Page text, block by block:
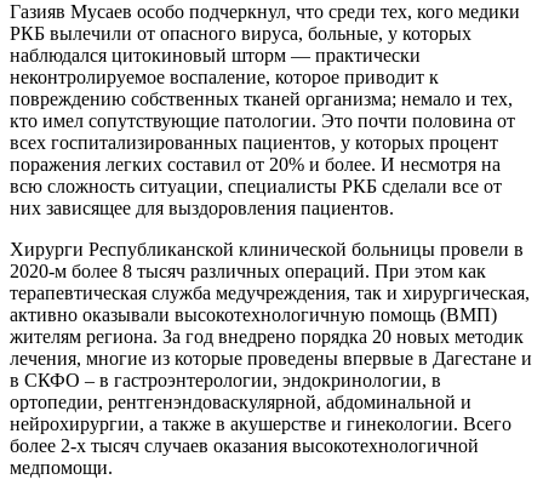
Газияв Мусаев особо подчеркнул, что среди тех, кого медики
РКБ вылечили от опасного вируса, больные, у которых
наблюдался цитокиновый шторм — практически
неконтролируемое воспаление, которое приводит к
повреждению собственных тканей организма; немало и тех,
кто имел сопутствующие патологии. Это почти половина от
всех госпитализированных пациентов, у которых процент
поражения легких составил от 20% и более. И несмотря на
всю сложность ситуации, специалисты РКБ сделали все от
них зависящее для выздоровления пациентов.
Хирурги Республиканской клинической больницы провели в
2020-м более 8 тысяч различных операций. При этом как
терапевтическая служба медучреждения, так и хирургическая,
активно оказывали высокотехнологичную помощь (ВМП)
жителям региона. За год внедрено порядка 20 новых методик
лечения, многие из которые проведены впервые в Дагестане и
в СКФО – в гастроэнтерологии, эндокринологии, в
ортопедии, рентгенэндоваскулярной, абдоминальной и
нейрохирургии, а также в акушерстве и гинекологии. Всего
более 2-х тысяч случаев оказания высокотехнологичной
медпомощи.